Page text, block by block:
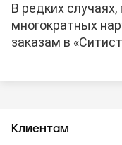
В редких
многократных
заказам в
Клиентам